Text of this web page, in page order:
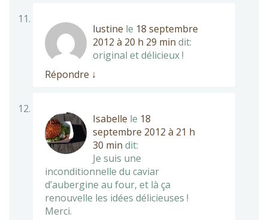
lustine le 18 septembre
2012 à 20 h 29 min dit:
original et délicieux !
Répondre ↓
Isabelle le 18
septembre 2012 à 21 h
30 min dit:
Je suis une
inconditionnelle du caviar
d’aubergine au four, et là ça
renouvelle les idées délicieuses !
Merci.